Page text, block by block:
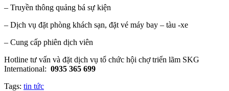
– Truyền thông quảng bá sự kiện
– Dịch vụ đặt phòng khách sạn, đặt vé máy bay – tàu -xe
– Cung cấp phiên dịch viên
Hotline tư vấn và đặt dịch vụ tổ chức hội chợ triển lãm SKG
International: 0935 365 699
Tags: tin tức